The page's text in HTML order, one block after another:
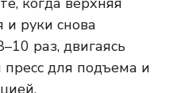
и руки снова
раз, двигаясь
для подъема и